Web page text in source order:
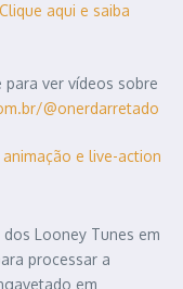
Clique aqui e saiba
ver vídeos sobre
@onerdarretado
e live-action
Looney Tunes em
processar a
em